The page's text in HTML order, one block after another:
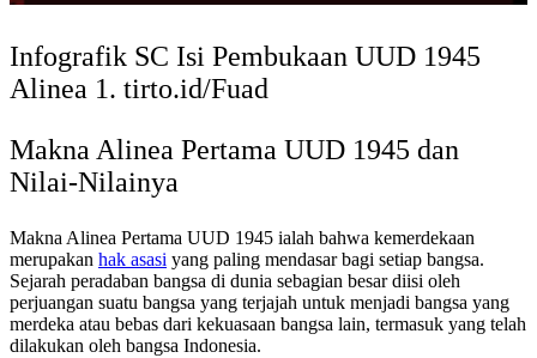
Infografik SC Isi Pembukaan UUD 1945
Alinea 1. tirto.id/Fuad
Makna Alinea Pertama UUD 1945 dan
Nilai-Nilainya
Makna Alinea Pertama UUD 1945 ialah bahwa kemerdekaan
merupakan hak asasi yang paling mendasar bagi setiap bangsa.
Sejarah peradaban bangsa di dunia sebagian besar diisi oleh
perjuangan suatu bangsa yang terjajah untuk menjadi bangsa yang
merdeka atau bebas dari kekuasaan bangsa lain, termasuk yang telah
dilakukan oleh bangsa Indonesia.